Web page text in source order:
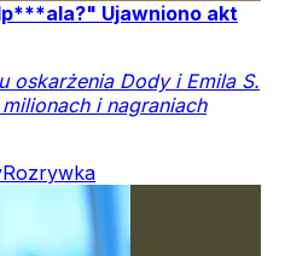
Ujawniono akt
oskarżenia Dody i Emila S.
i nagraniach
Rozrywka